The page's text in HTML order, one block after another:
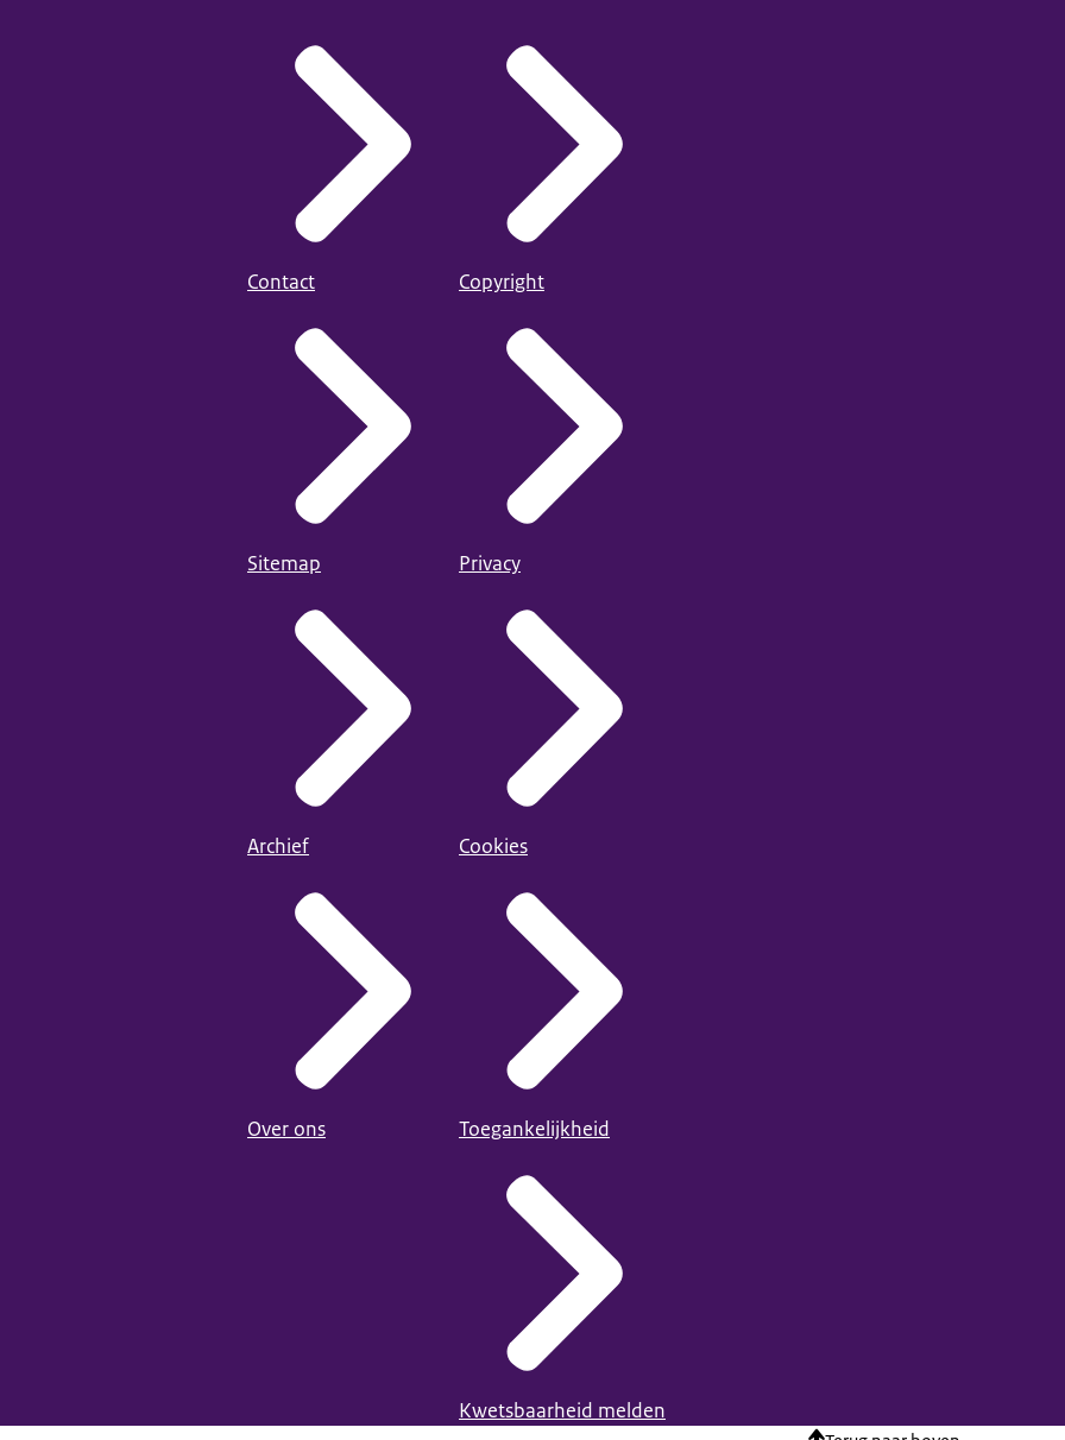
Contact
Sitemap
Archief
Over ons
Copyright
Privacy
Cookies
Toegankelijkheid
Kwetsbaarheid melden